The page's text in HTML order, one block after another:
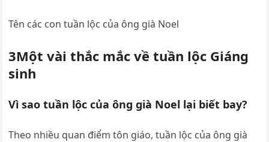
Tên các con tuần lộc của ông già Noel
3Một vài thắc mắc về tuần lộc Giáng
sinh
Vì sao tuần lộc của ông già Noel lại biết bay?
Theo nhiều quan điểm tôn giáo, tuần lộc của ông già